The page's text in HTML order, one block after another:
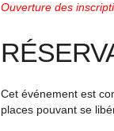
Ouverture des
Cet événement est
places pouvant se